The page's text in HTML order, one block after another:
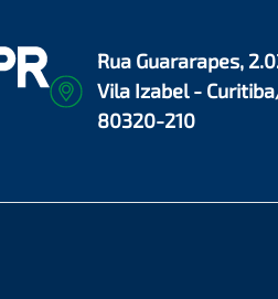
Rua Guararapes,
Vila Izabel -
80320-210